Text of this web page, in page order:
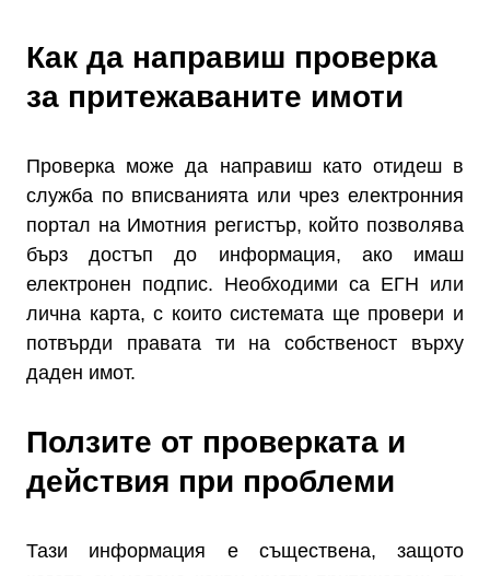
Как да направиш проверка
за притежаваните имоти
Проверка може да направиш като отидеш в
служба по вписванията или чрез електронния
портал на Имотния регистър, който позволява
бърз достъп до информация, ако имаш
електронен подпис. Необходими са ЕГН или
лична карта, с които системата ще провери и
потвърди правата ти на собственост върху
даден имот.
Ползите от проверката и
действия при проблеми
Тази информация е съществена, защото